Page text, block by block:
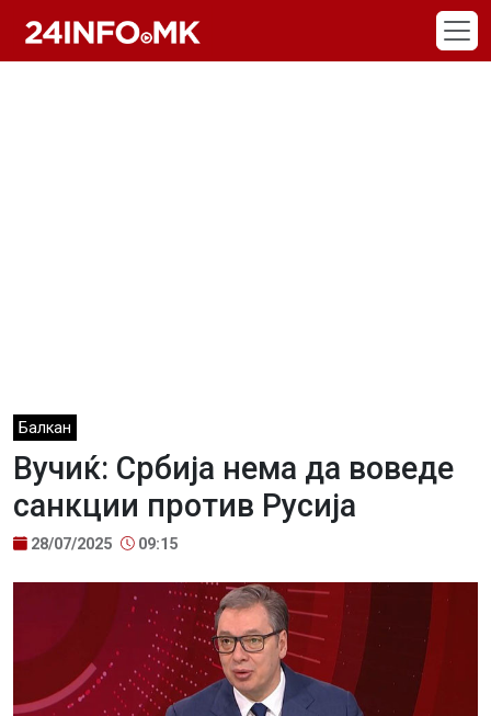
Балкан
Вучиќ: Србија нема да воведе
санкции против Русија
28/07/2025 09:15